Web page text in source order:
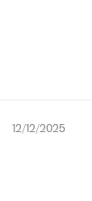
12/12/2025